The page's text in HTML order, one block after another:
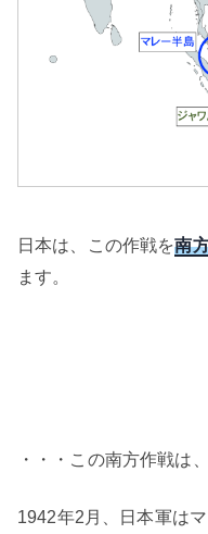
日本は、この作戦を南
ます。
・・・この南方作戦は
1942年2月、日本軍は